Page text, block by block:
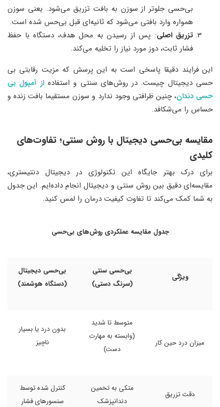
بی‌حسی جلوتر از سوزن به بافت تزریق می‌شود. یعنی سوزن
همواره وارد بافتی می‌شود که ثانیه‌ای قبل بی‌حس شده است.
تزریق اصلی: پس از رسیدن به محل هدف، دستگاه با حفظ
فشار ثابت، دوز مورد نیاز را تخلیه می‌کند.
این فرایند دقیقا پاسخی است به این پرسش که مزیت رقابتی بی
حسی دیجیتال چیست. در روش‌های سنتی و استفادهاز آمپول بی
حسی دندان، چنین ظرافتی وجود ندارد و سوزن مستقیما بافت زنده و
حساس را می‌شکافد.
مقایسه بی‌حسی دیجیتال با روش سنتی؛ تفاوت‌های
کلیدی
برای درک بهتر جایگاه این تکنولوژی در دیجیتال دنتیستری،
مقایسه‌ای دقیق بین روش سنتی و دیجیتال انجام داده‌ایم. این جدول
به شما کمک می‌کند تا تفاوت کیفیت درمان را لمس کنید.
جدول مقایسه عملکردی روش‌های بی‌حسی
ویژگی
بی‌حسی سنتی
(سرنگ دستی)
بی‌حسی دیجیتال
(دستگاه هوشمند)
میزان درد حین کار
متوسط تا شدید
(وابسته به مهارت
دست)
بدون درد یا بسیار
ناچیز
دقت تزریق
متکی به تخمین
دندانپزشک
کنترل شده توسط
سنسورهای فشار